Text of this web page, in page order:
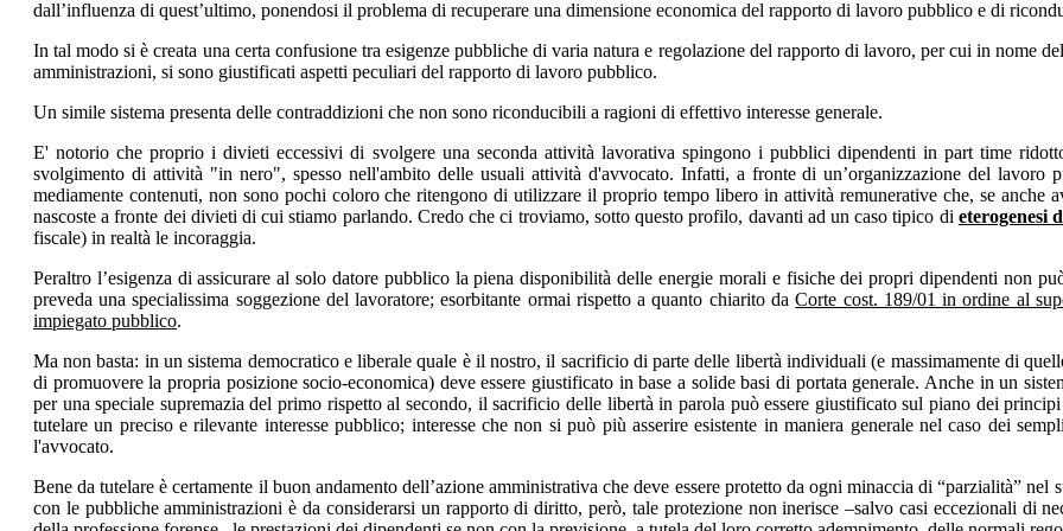
dall’influenza di quest’ultimo, ponendosi il problema di recuperare una dimensione economica del rapporto di lavoro pubblico e di
In tal modo si è creata una certa confusione tra esigenze pubbliche di varia natura e regolazione del rapporto di lavoro, per cui in nome
amministrazioni, si sono giustificati aspetti peculiari del rapporto di lavoro pubblico.
Un simile sistema presenta delle contraddizioni che non sono riconducibili a ragioni di effettivo interesse generale.
E' notorio che proprio i divieti eccessivi di svolgere una seconda attività lavorativa spingono i pubblici dipendenti in part time
svolgimento di attività "in nero", spesso nell'ambito delle usuali attività d'avvocato. Infatti, a fronte di un’organizzazione del lavoro
mediamente contenuti, non sono pochi coloro che ritengono di utilizzare il proprio tempo libero in attività remunerative che, se anche
nascoste a fronte dei divieti di cui stiamo parlando. Credo che ci troviamo, sotto questo profilo, davanti ad un caso tipico di eterogenesi
fiscale) in realtà le incoraggia.
Peraltro l’esigenza di assicurare al solo datore pubblico la piena disponibilità delle energie morali e fisiche dei propri dipendenti non
preveda una specialissima soggezione del lavoratore; esorbitante ormai rispetto a quanto chiarito daCorte cost. 189/01 in ordine al
impiegato pubblico.
Ma non basta: in un sistema democratico e liberale quale è il nostro, il sacrificio di parte delle libertà individuali (e massimamente di
di promuovere la propria posizione socio-economica) deve essere giustificato in base a solide basi di portata generale. Anche in un
per una speciale supremazia del primo rispetto al secondo, il sacrificio delle libertà in parola può essere giustificato sul piano dei
tutelare un preciso e rilevante interesse pubblico; interesse che non si può più asserire esistente in maniera generale nel caso dei
l'avvocato.
Bene da tutelare è certamente il buon andamento dell’azione amministrativa che deve essere protetto da ogni minaccia di “parzialità”
con le pubbliche amministrazioni è da considerarsi un rapporto di diritto, però, tale protezione non inerisce –salvo casi eccezionali di